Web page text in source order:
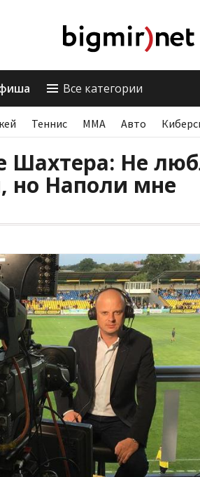
Все категории
Теннис ММА Авто
Шахтера: Не
но Наполи мне